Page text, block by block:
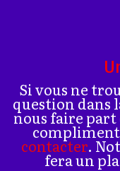
Si vous ne
question dans
nous faire part
contacter.
fera un